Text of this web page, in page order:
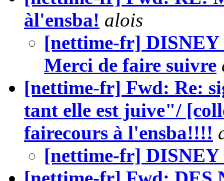
àl'ensba! alois
[nettime-fr]
Merci de faire suivre
[nettime-fr] Fwd: Re:
tant elle est juive"/
fairecours à l'ensba!!!!
[nettime-fr]